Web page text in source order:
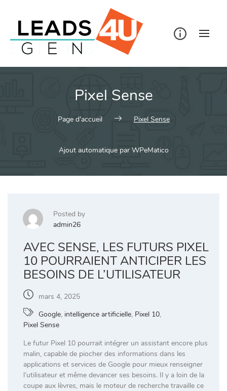
Pixel Sense
Page d'accueil Pixel Sense
Ajout automatique par WPeMatico
Posted by
admin26
AVEC SENSE, LES FUTURS PIXEL
10 POURRAIENT ANTICIPER LES
BESOINS DE L’UTILISATEUR
mars 4, 2025
Google, intelligence artificielle, Pixel 10,
Pixel Sense
Le futur Pixel 10 pourrait intégrer un assistant encore plus
malin, capable de piocher des informations dans les
applications et services de Google pour mieux renseigner
l’utilisateur et même devancer ses besoins. Il y a loin de la
coupe aux lèvres, mais le moteur de recherche travaille ce